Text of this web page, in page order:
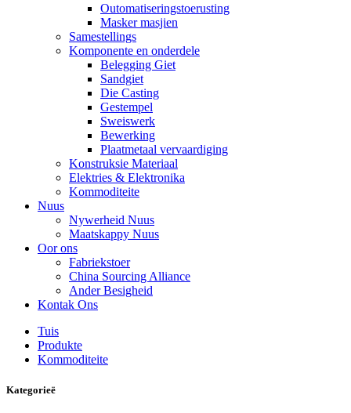
Outomatiseringstoerusting
Masker masjien
Samestellings
Komponente en onderdele
Belegging Giet
Sandgiet
Die Casting
Gestempel
Sweiswerk
Bewerking
Plaatmetaal vervaardiging
Konstruksie Materiaal
Elektries & Elektronika
Kommoditeite
Nuus
Nywerheid Nuus
Maatskappy Nuus
Oor ons
Fabriekstoer
China Sourcing Alliance
Ander Besigheid
Kontak Ons
Tuis
Produkte
Kommoditeite
Kategorieë